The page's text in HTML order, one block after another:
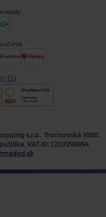
EÚ
s.r.o., Trocnovská 1060,
VAT ID: CZ07298854,